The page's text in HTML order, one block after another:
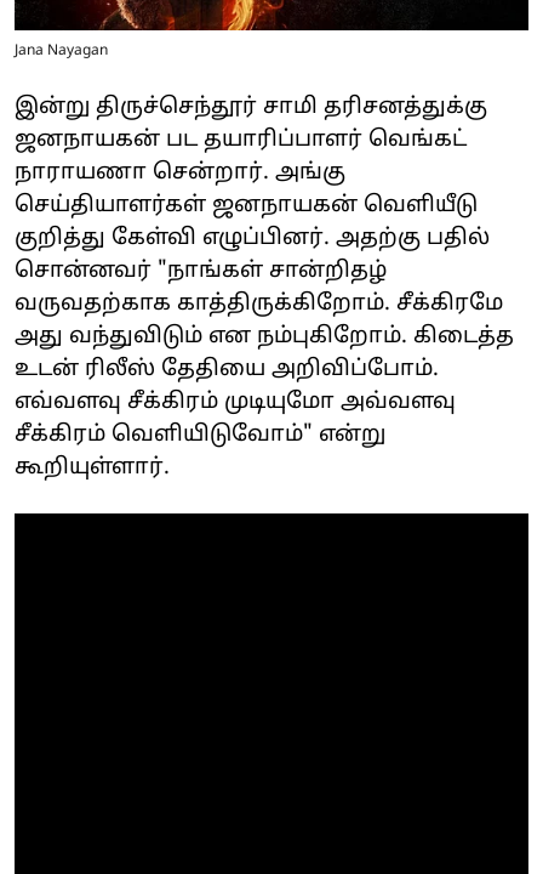
Jana Nayagan
இன்று திருச்செந்தூர் சாமி தரிசனத்துக்கு
ஜனநாயகன் பட தயாரிப்பாளர் வெங்கட்
நாராயணா சென்றார். அங்கு
செய்தியாளர்கள் ஜனநாயகன் வெளியீடு
குறித்து கேள்வி எழுப்பினர். அதற்கு பதில்
சொன்னவர் "நாங்கள் சான்றிதழ்
வருவதற்காக காத்திருக்கிறோம். சீக்கிரமே
அது வந்துவிடும் என நம்புகிறோம். கிடைத்த
உடன் ரிலீஸ் தேதியை அறிவிப்போம்.
எவ்வளவு சீக்கிரம் முடியுமோ அவ்வளவு
சீக்கிரம் வெளியிடுவோம்" என்று
கூறியுள்ளார்.